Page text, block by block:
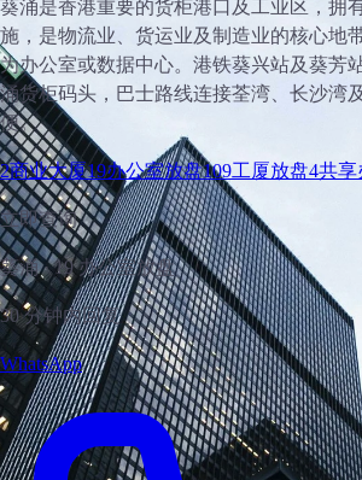
葵涌是香港重要的货柜港口及工业区，拥
施，是物流业、货运业及制造业的核心地
为办公室或数据中心。港铁葵兴站及葵芳
涌货柜码头，巴士路线连接荃湾、长沙湾
便。
2商业大厦19办公室放盘109工厦放盘4共享
立即查询
葵涌 · 19 办公室放盘
30 分钟内回复
WhatsApp